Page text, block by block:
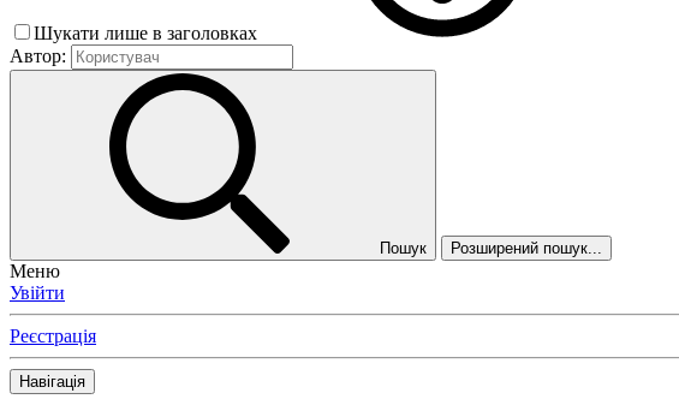
Шукати лише в заголовках
Автор:
Пошук Розширений пошук...
Меню
Увійти
Реєстрація
Навігація